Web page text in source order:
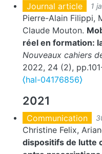
Journal article
1
Pierre-Alain Filippi,
Claude Mouton.
réel en formation:
Nouveaux cahiers
2022, 24 (2),
⟨hal-04176856⟩
2021
Communication
Christine Felix,
dispositifs de lutte